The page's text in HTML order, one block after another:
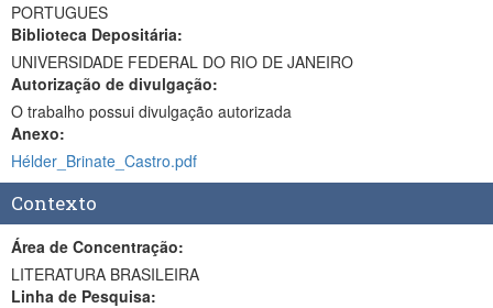
PORTUGUES
Biblioteca Depositária:
UNIVERSIDADE FEDERAL DO RIO DE JANEIRO
Autorização de divulgação:
O trabalho possui divulgação autorizada
Anexo:
Hélder_Brinate_Castro.pdf
Contexto
Área de Concentração:
LITERATURA BRASILEIRA
Linha de Pesquisa: